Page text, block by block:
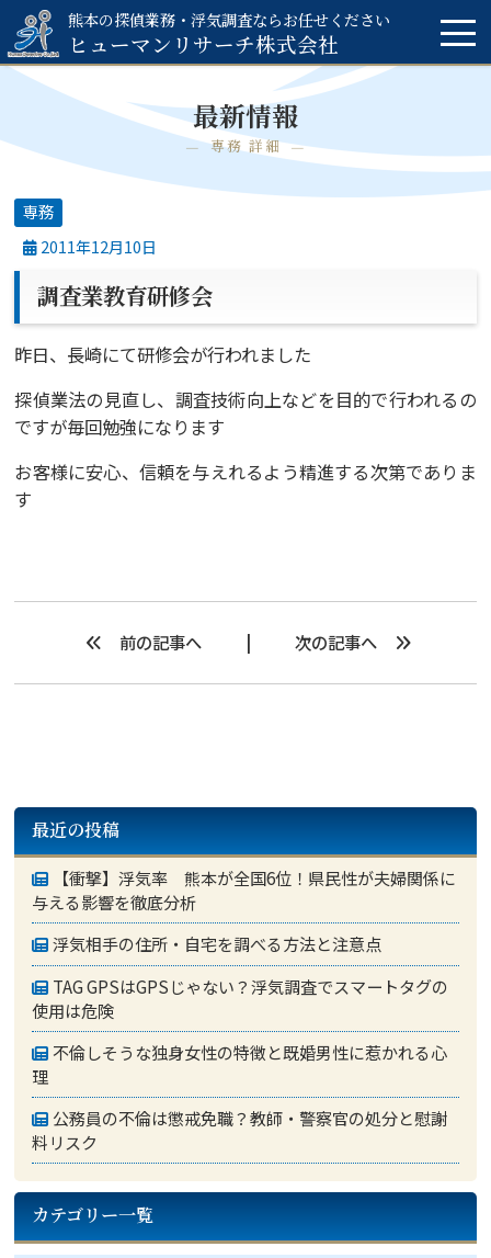
熊本の探偵業務・浮気調査ならお任せください
ヒューマンリサーチ株式会社
最新情報
専務 詳細
専務
2011年12月10日
調査業教育研修会
昨日、長崎にて研修会が行われました
探偵業法の見直し、調査技術向上などを目的で行われるの
ですが毎回勉強になります
お客様に安心、信頼を与えれるよう精進する次第でありま
す
前の記事へ 次の記事へ
最近の投稿
【衝撃】浮気率 熊本が全国6位！県民性が夫婦関係に
与える影響を徹底分析
浮気相手の住所・自宅を調べる方法と注意点
TAG GPSはGPSじゃない？浮気調査でスマートタグの
使用は危険
不倫しそうな独身女性の特徴と既婚男性に惹かれる心
理
公務員の不倫は懲戒免職？教師・警察官の処分と慰謝
料リスク
カテゴリー一覧